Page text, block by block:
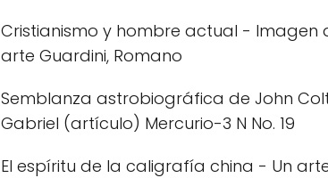
Cristianismo y hombre actual -
arte Guardini, Romano
Semblanza astrobiográfica de John
Gabriel (artículo) Mercurio-3 N No. 19
El espíritu de la caligrafía china - Un